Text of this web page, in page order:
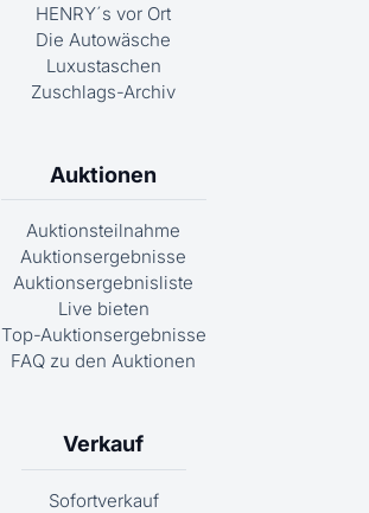
HENRY´s vor Ort
Die Autowäsche
Luxustaschen
Zuschlags-Archiv
Auktionen
Auktionsteilnahme
Auktionsergebnisse
Auktionsergebnisliste
Live bieten
Top-Auktionsergebnisse
FAQ zu den Auktionen
Verkauf
Sofortverkauf